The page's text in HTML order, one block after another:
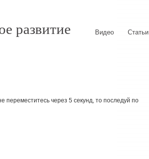
развитие Видео Статьи
через 5 секунд, то последуй по